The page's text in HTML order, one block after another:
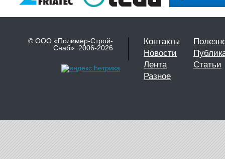
© ООО «Полимер-Строй-
Снаб» 2006-2026
Контакты
Новости
Лента
Статьи
Разное